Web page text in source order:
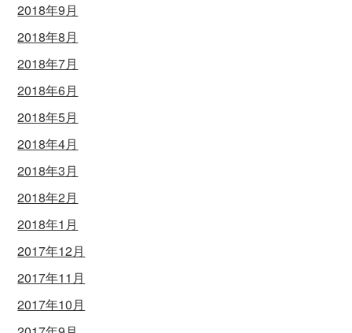
2018年9月
2018年8月
2018年7月
2018年6月
2018年5月
2018年4月
2018年3月
2018年2月
2018年1月
2017年12月
2017年11月
2017年10月